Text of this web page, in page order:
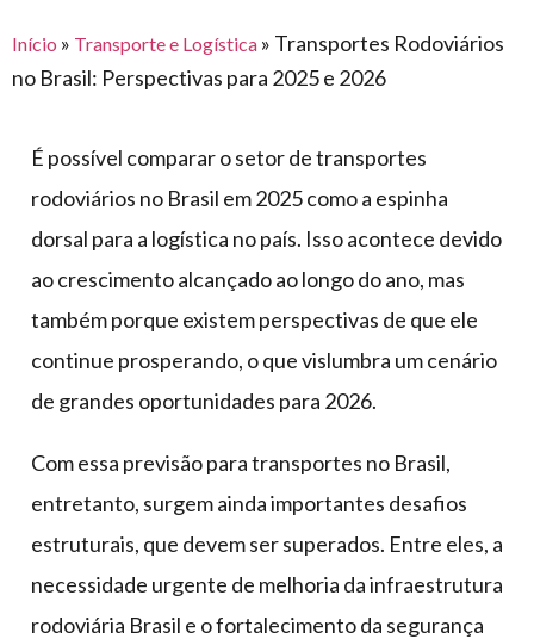
civil
piscinas
automotivo
móveis,
calçados,
epi's
e
multiúso
lonas
vida
caminhoneiro
Início » Transporte e Logística » Transportes Rodoviários
no Brasil: Perspectivas para 2025 e 2026
É possível comparar o setor de transportes
rodoviários no Brasil em 2025 como a espinha
dorsal para a logística no país. Isso acontece devido
ao crescimento alcançado ao longo do ano, mas
também porque existem perspectivas de que ele
continue prosperando, o que vislumbra um cenário
de grandes oportunidades para 2026.
Com essa previsão para transportes no Brasil,
entretanto, surgem ainda importantes desafios
estruturais, que devem ser superados. Entre eles, a
necessidade urgente de melhoria da infraestrutura
rodoviária Brasil e o fortalecimento da segurança